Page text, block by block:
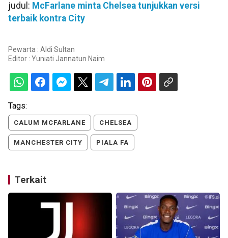
judul: McFarlane minta Chelsea tunjukkan versi
terbaik kontra City
Pewarta : Aldi Sultan
Editor : Yuniati Jannatun Naim
Tags:
CALUM MCFARLANE CHELSEA
MANCHESTER CITY PIALA FA
Terkait